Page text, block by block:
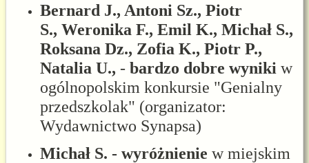
Bernard J., Antoni Sz., Piotr
S., Weronika F., Emil K., Michał S.,
Roksana Dz., Zofia K., Piotr P.,
Natalia U., - bardzo dobre wyniki w
ogólnopolskim konkursie "Genialny
przedszkolak" (organizator:
Wydawnictwo Synapsa)
Michał S. - wyróżnienie w miejskim